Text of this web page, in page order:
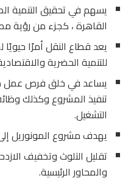
يسهم في تحقيق التنمية
القاهرة ، كجزء من رؤية مصر
يعد قطاع النقل أمرًا
للتنمية الحضرية
يساعد في خلق فرص عمل
تنفيذ المشروع وكذلك
التشغيل.
يهدف مشروع المونوريل
تقليل التلوث وتخفيف
والمحاور الرئيسية.